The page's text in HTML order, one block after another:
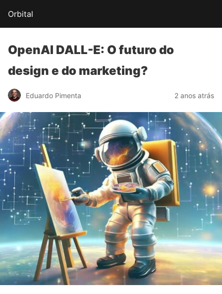
Orbital
OpenAI DALL-E: O futuro do
design e do marketing?
Eduardo Pimenta 2 anos atrás